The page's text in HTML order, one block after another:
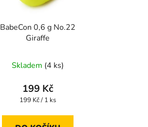
BabeCon 0,6 g No.22
Giraffe
Skladem (4 ks)
199 Kč
Měrná
199 Kč / 1 ks